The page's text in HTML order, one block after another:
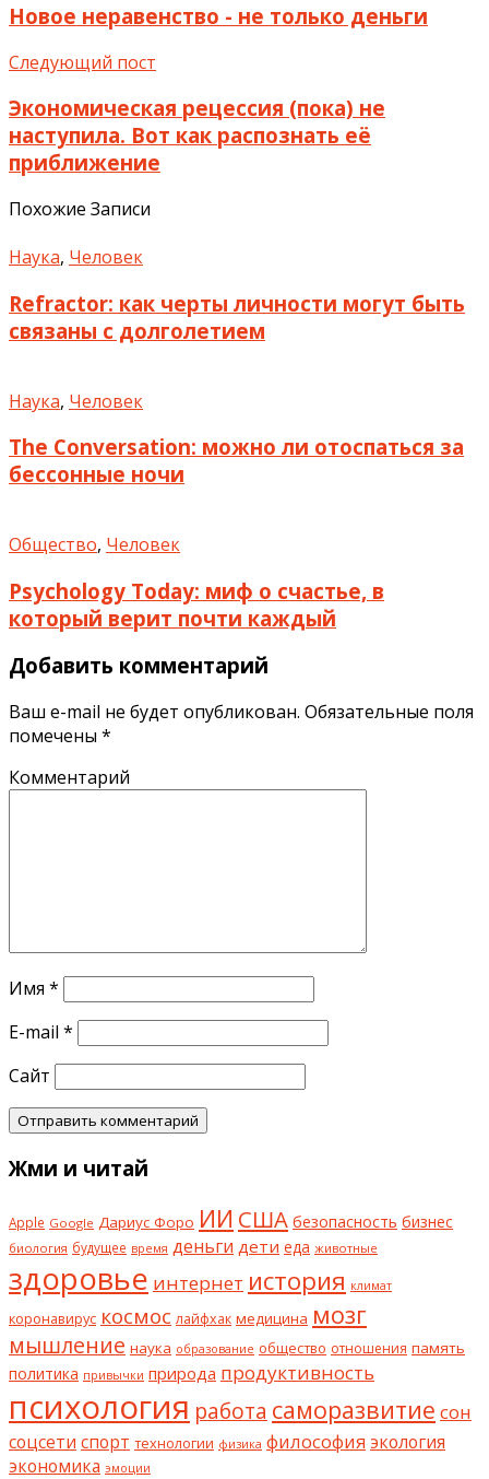
Новое неравенство - не только деньги
Следующий пост
Экономическая рецессия (пока) не
наступила. Вот как распознать её
приближение
Похожие Записи
Наука, Человек
Refractor: как черты личности могут быть
связаны с долголетием
Наука, Человек
The Conversation: можно ли отоспаться за
бессонные ночи
Общество, Человек
Psychology Today: миф о счастье, в
который верит почти каждый
Добавить комментарий
Ваш e-mail не будет опубликован. Обязательные поля
помечены *
Комментарий
Имя *
E-mail *
Сайт
Жми и читай
Apple Google Дариус Форо ИИ США безопасность бизнес
биология будущее время деньги дети еда животные
здоровье интернет история климат
коронавирус космос лайфхак медицина мозг
мышление наука образование общество отношения память
политика привычки природа продуктивность
психология работа саморазвитие сон
соцсети спорт технологии физика философия экология
экономика эмоции